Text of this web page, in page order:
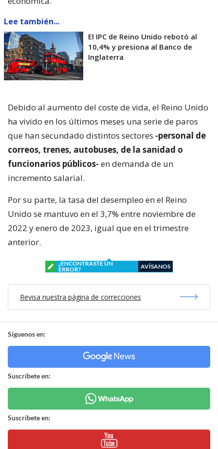
Lee también...
El IPC de Reino Unido rebotó al
10,4% y presiona al Banco de
Inglaterra
Debido al aumento del coste de vida, el Reino Unido
ha vivido en los últimos meses una serie de paros
que han secundado distintos sectores -personal de
correos, trenes, autobuses, de la sanidad o
funcionarios públicos- en demanda de un
incremento salarial.
Por su parte, la tasa del desempleo en el Reino
Unido se mantuvo en el 3,7% entre noviembre de
2022 y enero de 2023, igual que en el trimestre
anterior.
¿ENCONTRASTE UN
ERROR?
AVÍSANOS
Revisa nuestra página de correcciones
Síguenos en:
Suscríbete en:
Suscríbete en: